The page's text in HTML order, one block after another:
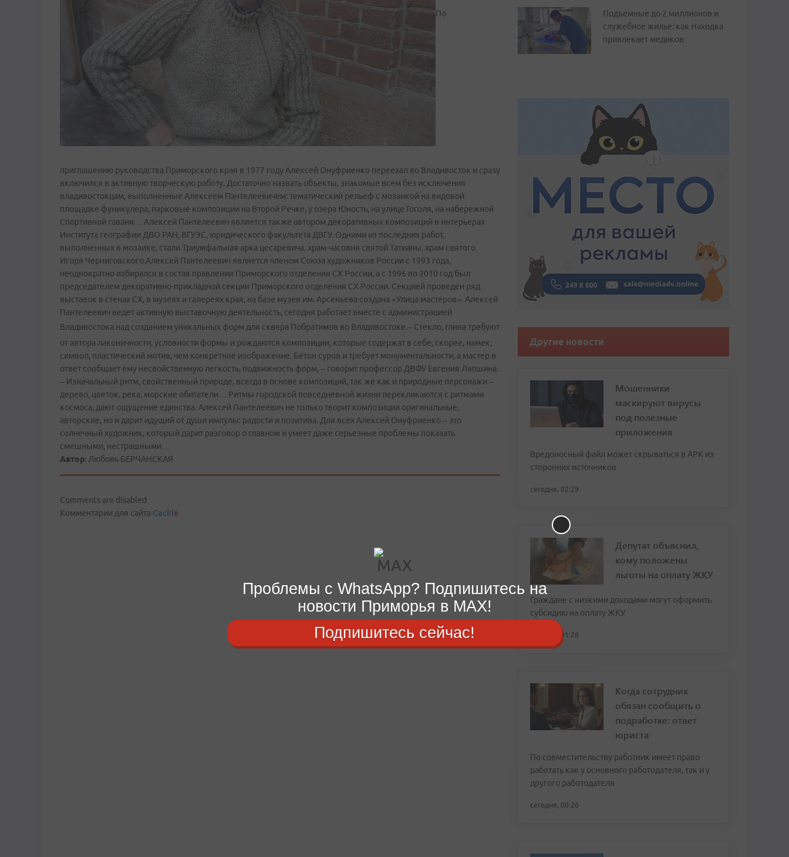
По
приглашению руководства Приморского края в 1977 году Алексей Онуфриенко переехал во Владивосток и сразу
включился в активную творческую работу. Достаточно назвать объекты, знакомые всем без исключения
владивостокцам, выполненные Алексеем Пантелеевичем: тематический рельеф с мозаикой на видовой
площадке фуникулера, парковые композиции на Второй Речке, у озера Юность, на улице Гоголя, на набережной
Спортивной гавани… Алексей Пантелеевич является также автором декоративных композиций в интерьерах
Института географии ДВО РАН, ВГУЭС, юридического факультета ДВГУ. Одними из последних работ,
выполненных в мозаике, стали Триумфальная арка цесаревича, храм-часовня святой Татианы, храм святого
Игоря Черниговского.Алексей Пантелеевич является членом Союза художников России с 1993 года,
неоднократно избирался в состав правления Приморского отделения СХ России, а с 1996 по 2010 год был
председателем декоративно-прикладной секции Приморского отделения СХ России. Секцией проведен ряд
выставок в стенах СХ, в музеях и галереях края, на базе музея им. Арсеньева создана «Улица мастеров». Алексей
Пантелеевич ведет активную выставочную деятельность, сегодня работает вместе с администрацией
Владивостока над созданием уникальных форм для сквера Побратимов во Владивостоке.– Стекло, глина требуют
от автора лаконичности, условности формы и рождаются композиции, которые содержат в себе, скорее, намек,
символ, пластический мотив, чем конкретное изображение. Бетон суров и требует монументальности, а мастер в
ответ сообщает ему несвойственную легкость, подвижность форм, – говорит профессор ДВФУ Евгения Лапшина.
– Изначальный ритм, свойственный природе, всегда в основе композиций, так же как и природные персонажи –
дерево, цветок, река, морские обитатели… Ритмы городской повседневной жизни перекликаются с ритмами
космоса, дают ощущение единства. Алексей Пантелеевич не только творит композиции оригинальные,
авторские, но и дарит идущий от души импульс радости и позитива. Для всех Алексей Онуфриенко – это
солнечный художник, который дарит разговор о главном и умеет даже серьезные проблемы показать
смешными, нестрашными…
Автор: Любовь БЕРЧАНСКАЯ
Comments are disabled
Комментарии для сайта Cackle
Подъемные до 2 миллионов и
служебное жилье: как Находка
привлекает медиков
Другие новости
Мошенники
маскируют вирусы
под полезные
приложения
Вредоносный файл может скрываться в APK из
сторонних источников
сегодня, 02:29
Депутат объяснил,
кому положены
льготы на оплату ЖКУ
Граждане с низкими доходами могут оформить
субсидию на оплату ЖКУ
сегодня, 01:28
Когда сотрудник
обязан сообщить о
подработке: ответ
юриста
По совместительству работник имеет право
работать как у основного работодателя, так и у
другого работодателя
сегодня, 00:26
Проблемы с WhatsApp? Подпишитесь на
новости Приморья в MAX!
Подпишитесь сейчас!